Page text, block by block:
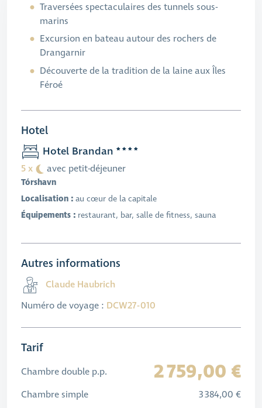
Traversées spectaculaires des tunnels sous-
marins
Excursion en bateau autour des rochers de
Drangarnir
Découverte de la tradition de la laine aux Îles
Féroé
Hotel
Hotel Brandan
5 x avec petit-déjeuner
Tórshavn
Localisation : au cœur de la capitale
Équipements : restaurant, bar, salle de fitness, sauna
Autres informations
Claude Haubrich
Numéro de voyage : DCW27-010
Tarif
Chambre double p.p. 2 759,00 €
Chambre simple 3 384,00 €